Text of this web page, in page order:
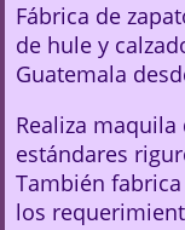
Fábrica de
de hule y
Guatemala
Realiza
estándares
También
los